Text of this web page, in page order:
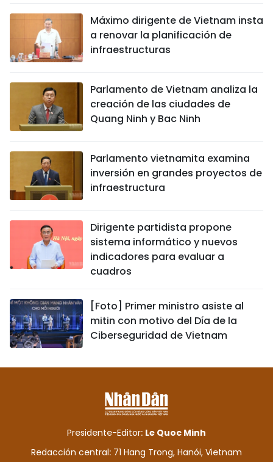
Máximo dirigente de Vietnam insta
a renovar la planificación de
infraestructuras
Parlamento de Vietnam analiza la
creación de las ciudades de
Quang Ninh y Bac Ninh
Parlamento vietnamita examina
inversión en grandes proyectos de
infraestructura
Dirigente partidista propone
sistema informático y nuevos
indicadores para evaluar a
cuadros
[Foto] Primer ministro asiste al
mitin con motivo del Día de la
Ciberseguridad de Vietnam
Presidente-Editor: Le Quoc Minh
Redacción central: 71 Hang Trong, Hanói, Vietnam